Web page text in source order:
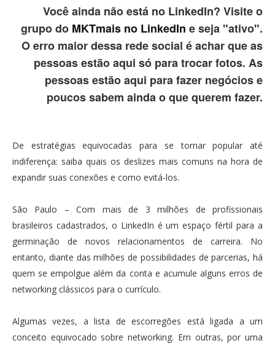
Você ainda não está no LinkedIn? Visite o
grupo do MKTmais no LinkedIn e seja "ativo".
O erro maior dessa rede social é achar que as
pessoas estão aqui só para trocar fotos. As
pessoas estão aqui para fazer negócios e
poucos sabem ainda o que querem fazer.
De estratégias equivocadas para se tornar popular até
indiferença: saiba quais os deslizes mais comuns na hora de
expandir suas conexões e como evitá-los.
São Paulo – Com mais de 3 milhões de profissionais
brasileiros cadastrados, o LinkedIn é um espaço fértil para a
germinação de novos relacionamentos de carreira. No
entanto, diante das milhões de possibilidades de parcerias, há
quem se empolgue além da conta e acumule alguns erros de
networking clássicos para o currículo.
Algumas vezes, a lista de escorregões está ligada a um
conceito equivocado sobre networking. Em outras, por uma